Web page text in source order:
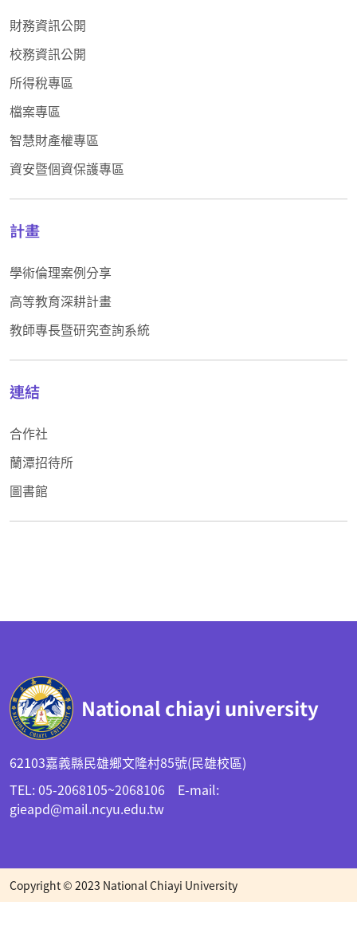
財務資訊公開
校務資訊公開
所得稅專區
檔案專區
智慧財產權專區
資安暨個資保護專區
計畫
學術倫理案例分享
高等教育深耕計畫
教師專長暨研究查詢系統
連結
合作社
蘭潭招待所
圖書館
National chiayi university
62103嘉義縣民雄鄉文隆村85號(民雄校區)
TEL: 05-2068105~2068106 E-mail:
gieapd@mail.ncyu.edu.tw
Copyright © 2023 National Chiayi University